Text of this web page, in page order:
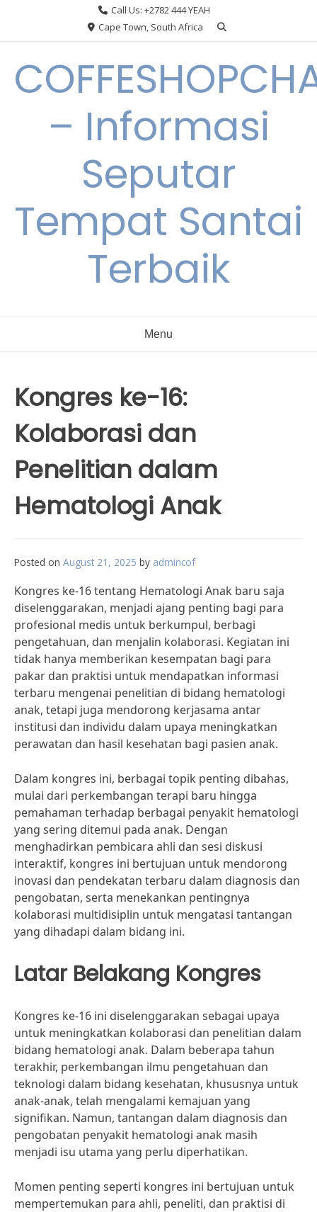
Call Us: +2782 444 YEAH
Cape Town, South Africa
– Informasi
Seputar
Tempat Santai
Terbaik
Menu
Kongres ke-16:
Kolaborasi dan
Penelitian dalam
Hematologi Anak
Posted on August 21, 2025 by admincof
Kongres ke-16 tentang Hematologi Anak baru saja
diselenggarakan, menjadi ajang penting bagi para
profesional medis untuk berkumpul, berbagi
pengetahuan, dan menjalin kolaborasi. Kegiatan ini
tidak hanya memberikan kesempatan bagi para
pakar dan praktisi untuk mendapatkan informasi
terbaru mengenai penelitian di bidang hematologi
anak, tetapi juga mendorong kerjasama antar
institusi dan individu dalam upaya meningkatkan
perawatan dan hasil kesehatan bagi pasien anak.
Dalam kongres ini, berbagai topik penting dibahas,
mulai dari perkembangan terapi baru hingga
pemahaman terhadap berbagai penyakit hematologi
yang sering ditemui pada anak. Dengan
menghadirkan pembicara ahli dan sesi diskusi
interaktif, kongres ini bertujuan untuk mendorong
inovasi dan pendekatan terbaru dalam diagnosis dan
pengobatan, serta menekankan pentingnya
kolaborasi multidisiplin untuk mengatasi tantangan
yang dihadapi dalam bidang ini.
Latar Belakang Kongres
Kongres ke-16 ini diselenggarakan sebagai upaya
untuk meningkatkan kolaborasi dan penelitian dalam
bidang hematologi anak. Dalam beberapa tahun
terakhir, perkembangan ilmu pengetahuan dan
teknologi dalam bidang kesehatan, khususnya untuk
anak-anak, telah mengalami kemajuan yang
signifikan. Namun, tantangan dalam diagnosis dan
pengobatan penyakit hematologi anak masih
menjadi isu utama yang perlu diperhatikan.
Momen penting seperti kongres ini bertujuan untuk
mempertemukan para ahli, peneliti, dan praktisi di